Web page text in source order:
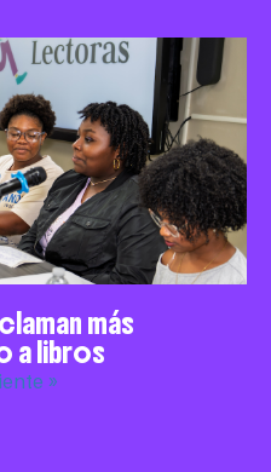
más
a libros
»